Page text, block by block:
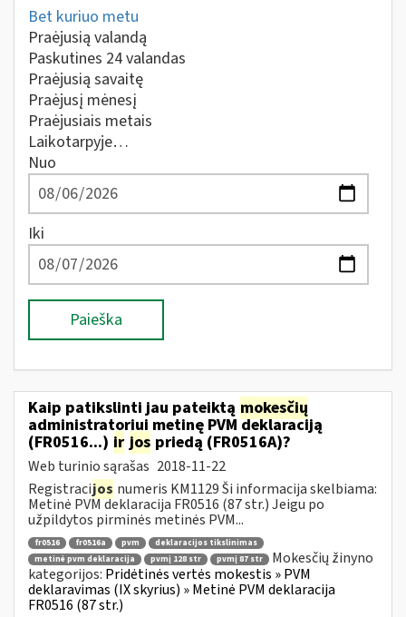
Bet kuriuo metu
Praėjusią valandą
Paskutines 24 valandas
Praėjusią savaitę
Praėjusį mėnesį
Praėjusiais metais
Laikotarpyje…
Nuo
Iki
Paieška
Kaip patikslinti jau pateiktą mokesčių
administratoriui metinę PVM deklaraciją
(FR0516...) ir jos priedą (FR0516A)?
Web turinio sąrašas 2018-11-22
Registracijos numeris KM1129 Ši informacija skelbiama:
Metinė PVM deklaracija FR0516 (87 str.) Jeigu po
užpildytos pirminės metinės PVM...
fr0516 fr0516a pvm
deklaracijos tikslinimas
metinė pvm deklaracija
pvmį 128 str pvmį 87 str
Mokesčių žinyno
kategorijos: Pridėtinės vertės mokestis » PVM
deklaravimas (IX skyrius) » Metinė PVM deklaracija
FR0516 (87 str.)